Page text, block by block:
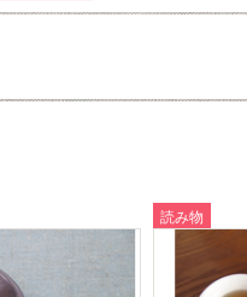
読み物